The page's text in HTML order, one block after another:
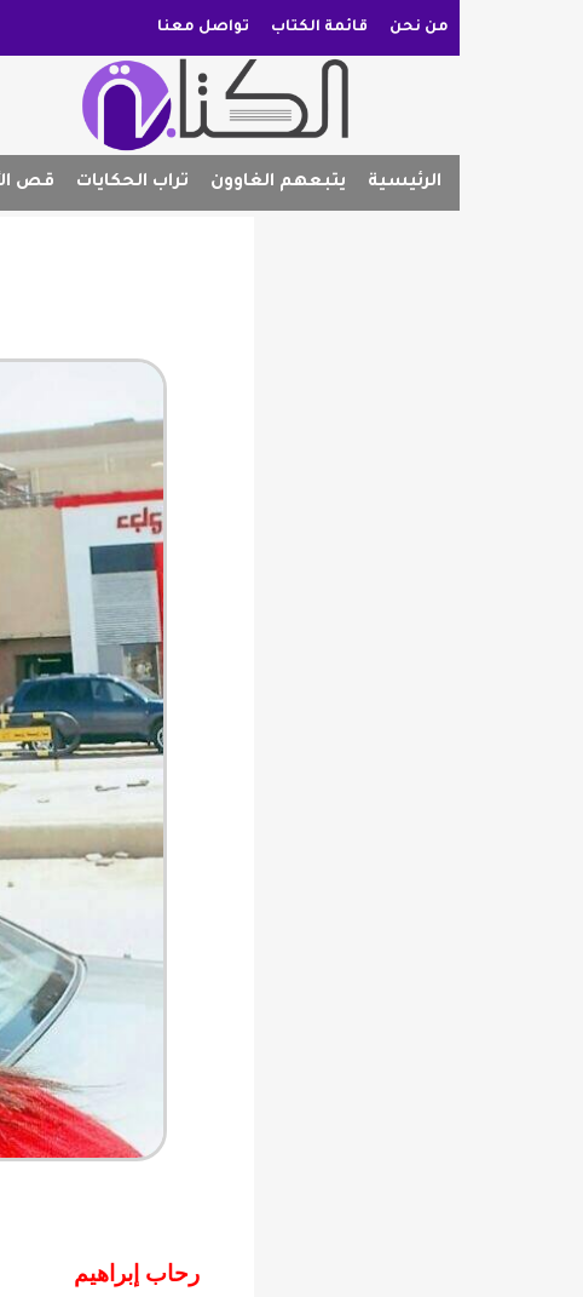
من نحن قائمة الكتاب تواصل معنا
الرئيسية يتبعهم الغاوون تراب الحكايات قص
رحاب إبراهيم